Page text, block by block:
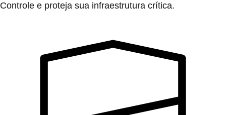
Controle e proteja sua infraestrutura crítica.